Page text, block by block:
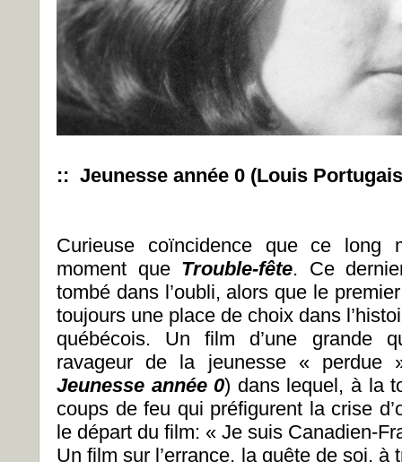
:: Jeunesse année 0 (Louis
Curieuse coïncidence que ce long
moment que Trouble-fête. Ce
tombé dans l’oubli, alors que le
toujours une place de choix dans
québécois. Un film d’une grande
ravageur de la jeunesse « perdue
Jeunesse année 0) dans lequel, à la
coups de feu qui préfigurent la crise
le départ du film: « Je suis Canadien-
Un film sur l’errance, la quête de soi,